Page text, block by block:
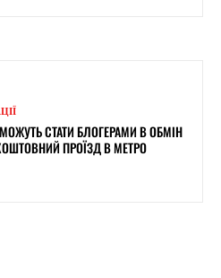
СТАТИ БЛОГЕРАМИ В ОБМІН
ПРОЇЗД В МЕТРО